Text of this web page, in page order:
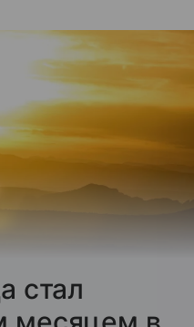
стал